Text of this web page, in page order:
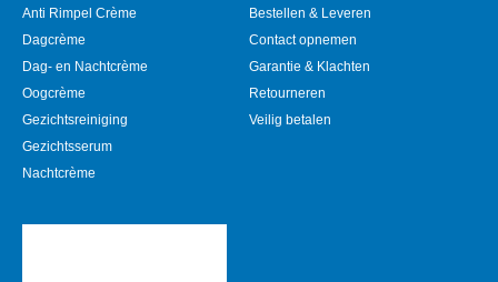
Anti Rimpel Crème
Dagcrème
Dag- en Nachtcrème
Oogcrème
Gezichtsreiniging
Gezichtsserum
Nachtcrème
Bestellen & Leveren
Contact opnemen
Garantie & Klachten
Retourneren
Veilig betalen